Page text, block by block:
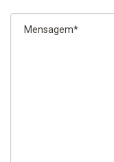
Mensagem*